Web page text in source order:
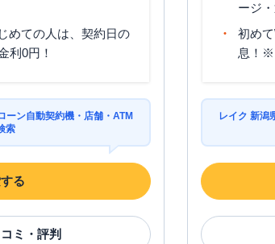
めての人は、契約日の
利0円！
ーン自動契約機・店舗・ATM
索
る
ミ・評判
ージ
初め
息！※
レイク 新潟